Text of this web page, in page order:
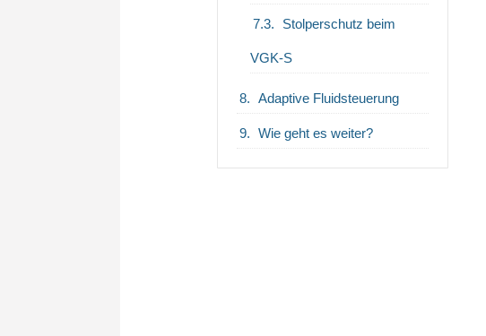
Stolperschutz beim
VGK-S
Adaptive Fluidsteuerung
Wie geht es weiter?